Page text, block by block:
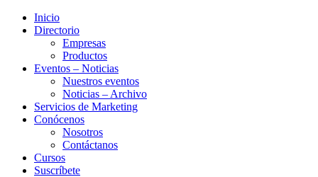
Inicio
Directorio
Empresas
Productos
Eventos – Noticias
Nuestros eventos
Noticias – Archivo
Servicios de Marketing
Conócenos
Nosotros
Contáctanos
Cursos
Suscríbete